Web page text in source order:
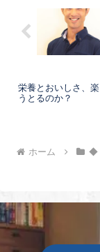
栄養とおいしさ、
うとるのか？
ホーム ◆